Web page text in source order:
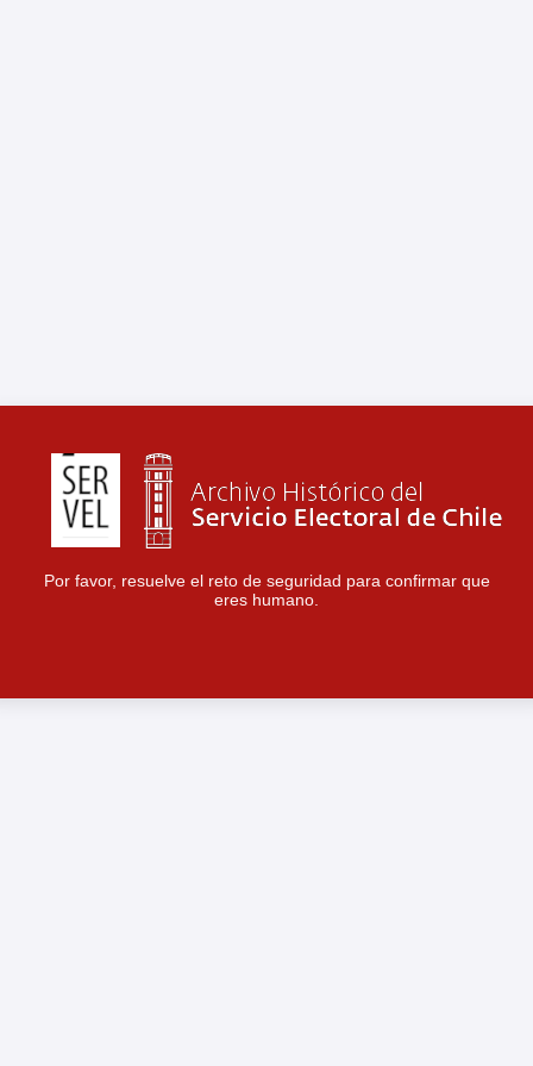
Por favor, resuelve el reto de seguridad para confirmar que
eres humano.